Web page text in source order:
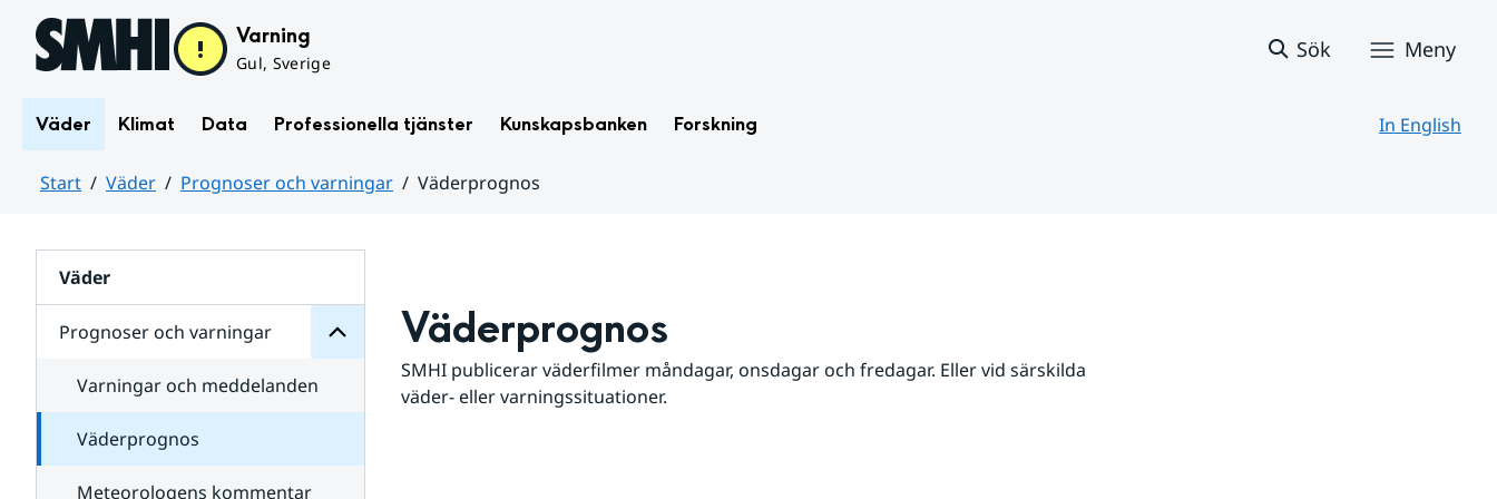
Hoppa till sidans innehåll Varning
Gul, Sverige
Sök Meny
Väder Klimat Data Professionella tjänster Kunskapsbanken Forskning In English
Start Väder Prognoser och varningar
Väderprognos
Väder
Prognoser och varningar
för
varningar
Varningar och meddelanden
Väderprognos
Meteorologens kommentar
Väderprognos
SMHI publicerar väderfilmer måndagar, onsdagar och fredagar. Eller vid särskilda
väder- eller varningssituationer.